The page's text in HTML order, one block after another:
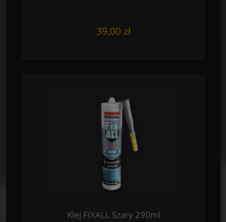
39,00 zł
Klej FIXALL Szary 290ml